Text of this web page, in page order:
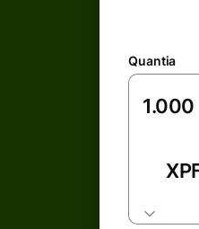
Quantia